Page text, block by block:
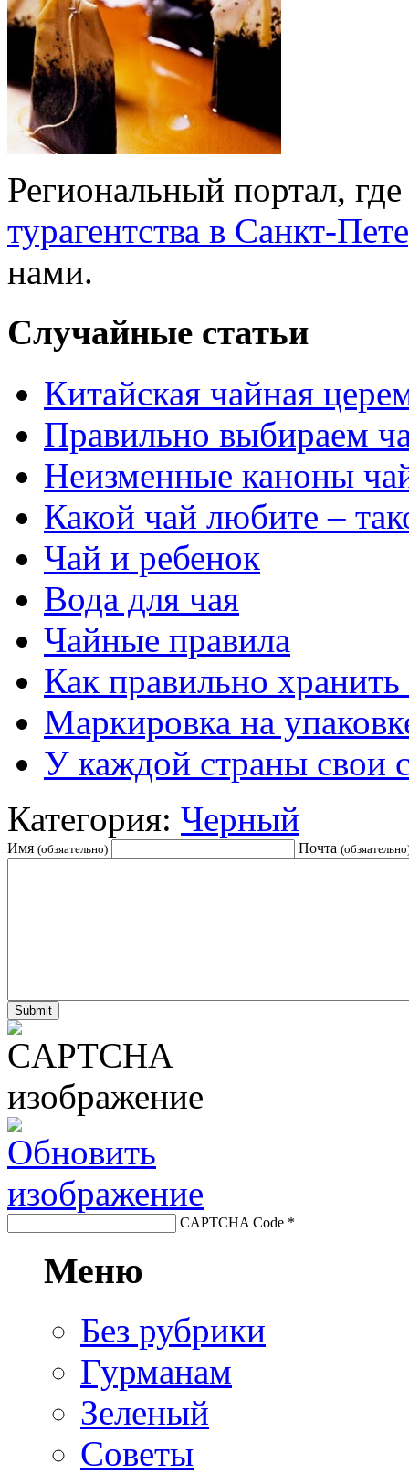
Региональный портал,
турагентства в Санкт-
нами.
Случайные статьи
Китайская чайная
Правильно выбираем
Неизменные каноны
Какой чай любите –
Чай и ребенок
Вода для чая
Чайные правила
Как правильно хранить
Маркировка на
У каждой страны свои
Категория: Черный
Имя (обзяательно) Почта
CAPTCHA Code *
Меню
Без рубрики
Гурманам
Зеленый
Советы